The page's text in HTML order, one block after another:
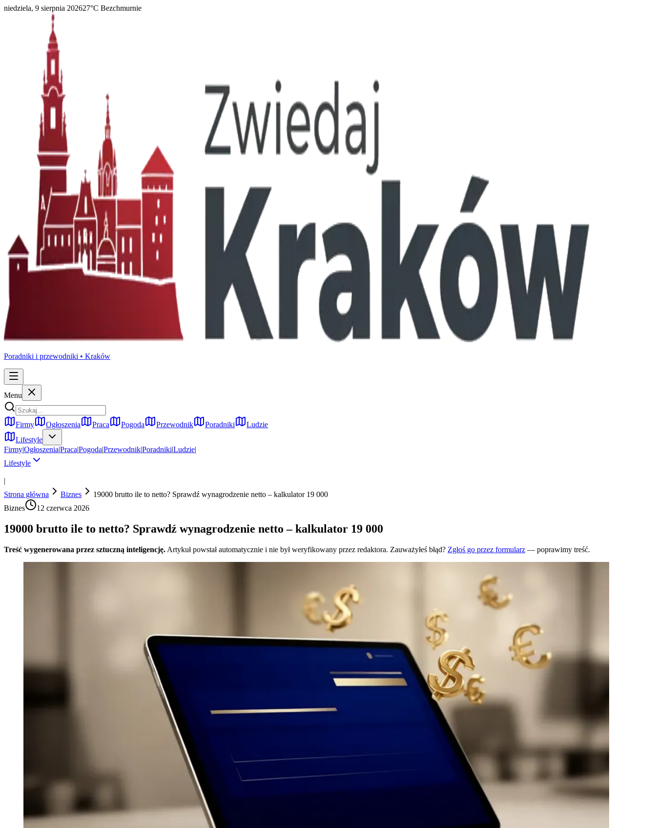
niedziela, 9 sierpnia 202627°C Bezchmurnie
Poradniki i przewodniki • Kraków
Menu
Firmy Ogłoszenia Praca Pogoda Przewodnik Poradniki
Ludzie
Lifestyle
Firmy|Ogłoszenia|Praca|Pogoda|Przewodnik|Poradniki|Ludzie|
Lifestyle
|
Strona główna
Biznes
19000 brutto ile to netto? Sprawdź wynagrodzenie netto – kalkulator 19 000
Biznes
12 czerwca 2026
19000 brutto ile to netto? Sprawdź wynagrodzenie netto – kalkulator 19 000
Treść wygenerowana przez sztuczną inteligencję. Artykuł powstał automatycznie i nie był weryfikowany przez redaktora. Zauważyłeś błąd? Zgłoś go przez formularz — poprawimy treść.